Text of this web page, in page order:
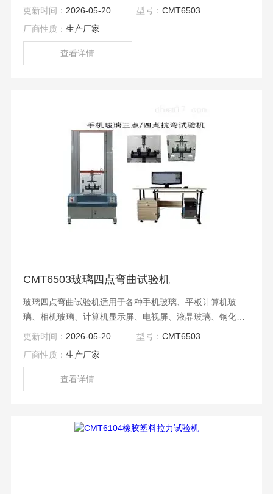
合膜、食品塑料袋包装、日用化妆品塑料包装、人造革、编
裂、保载、松弛、往复等项的静力学性能测试分析研究，
更新时间： 2026-05-20 型号： CMT6503
厂商性质： 生产厂家
查看详情
CMT6503玻璃四点弯曲试验机
玻璃四点弯曲试验机适用于各种手机玻璃、平板计算机玻
璃、相机玻璃、计算机显示屏、电视屏、液晶玻璃、钢化玻
璃、眼镜玻璃、有机玻璃、特种玻璃等的四点弯曲强度试
试分析研究；
更新时间： 2026-05-20 型号： CMT6503
厂商性质： 生产厂家
查看详情